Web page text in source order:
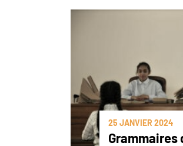
25 JANVIER 2024
Grammaires